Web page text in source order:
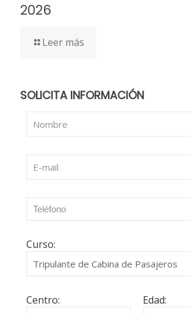
2026
Leer más
SOLICITA INFORMACIÓN
Curso:
Centro: Edad: